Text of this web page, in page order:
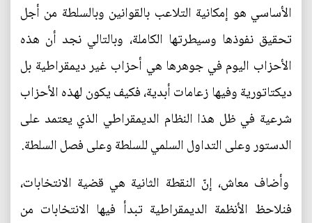
الأساسي هو إمكانية التلاعب بالقوانين وبالسلطة من أجل
تحقيق نفوذها وسيطرتها الكاملة، وبالتالي نجد أن هذه
الأحزاب اليوم في جوهرها هي أحزاب غير ديمقراطية بل
ديكتاتورية وفيها زعامات أبدية، فكيف يكون لهذه الأحزاب
شرعية في ظل هذا النظام الديمقراطي الذي يعتمد على
الدستور وعلى التداول السلمي للسلطة وعلى فصل السلطة.
وأضاف معاش، إنّ النقطة الثانية هي قضية الانتخابات،
فنلاحظ الأنظمة الديمقراطية تبدأ فيها الانتخابات من